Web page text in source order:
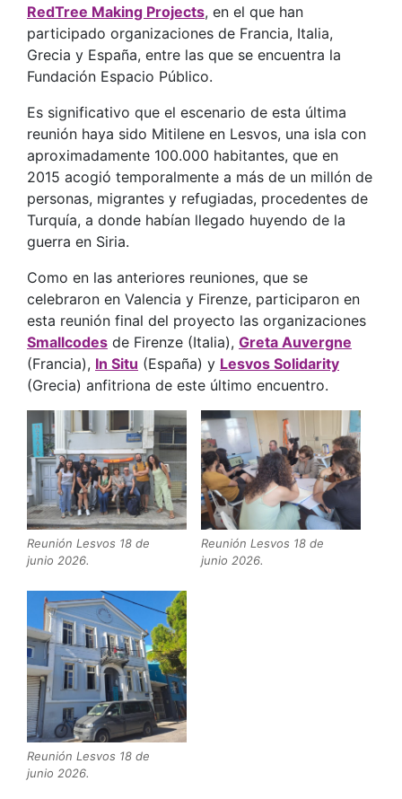
RedTree Making Projects, en el que han
participado organizaciones de Francia, Italia,
Grecia y España, entre las que se encuentra la
Fundación Espacio Público.
Es significativo que el escenario de esta última
reunión haya sido Mitilene en Lesvos, una isla con
aproximadamente 100.000 habitantes, que en
2015 acogió temporalmente a más de un millón de
personas, migrantes y refugiadas, procedentes de
Turquía, a donde habían llegado huyendo de la
guerra en Siria.
Como en las anteriores reuniones, que se
celebraron en Valencia y Firenze, participaron en
esta reunión final del proyecto las organizaciones
Smallcodes de Firenze (Italia), Greta Auvergne
(Francia), In Situ (España) y Lesvos Solidarity
(Grecia) anfitriona de este último encuentro.
Reunión Lesvos 18 de
junio 2026.
Reunión Lesvos 18 de
junio 2026.
Reunión Lesvos 18 de
junio 2026.